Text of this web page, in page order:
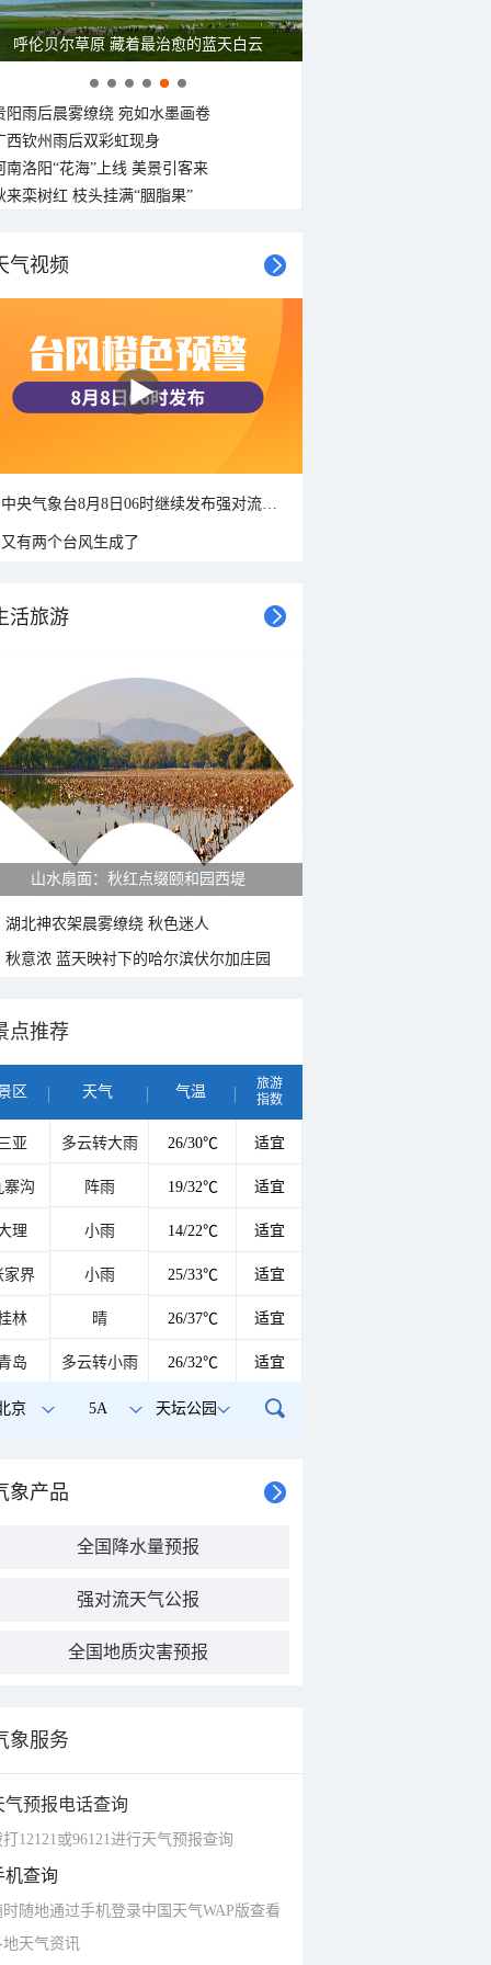
一组图感受水中消暑快乐瞬间
阳雨后晨雾缭绕 宛如水墨画卷
西钦州雨后双彩虹现身
南洛阳“花海”上线 美景引客来
来栾树红 枝头挂满“胭脂果”
气视频
又有两个台风生成了
活旅游
紫菊满山坡 黄山坡山村秋色正好
湖北神农架晨雾缭绕 秋色迷人
秋意浓 蓝天映衬下的哈尔滨伏尔加庄园
点推荐
区 天气 气温
旅游
指数
亚 多云转大雨 26/30℃ 适宜
寨沟 阵雨 19/32℃ 适宜
理 小雨 14/22℃ 适宜
家界 小雨 25/33℃ 适宜
林 晴 26/37℃ 适宜
岛 多云转小雨 26/32℃ 适宜
京 5A 天坛公园
象产品
全国降水量预报
强对流天气公报
全国地质灾害预报
象服务
气预报电话查询
打12121或96121进行天气预报查询
机查询
时随地通过手机登录中国天气WAP版查看
地天气资讯